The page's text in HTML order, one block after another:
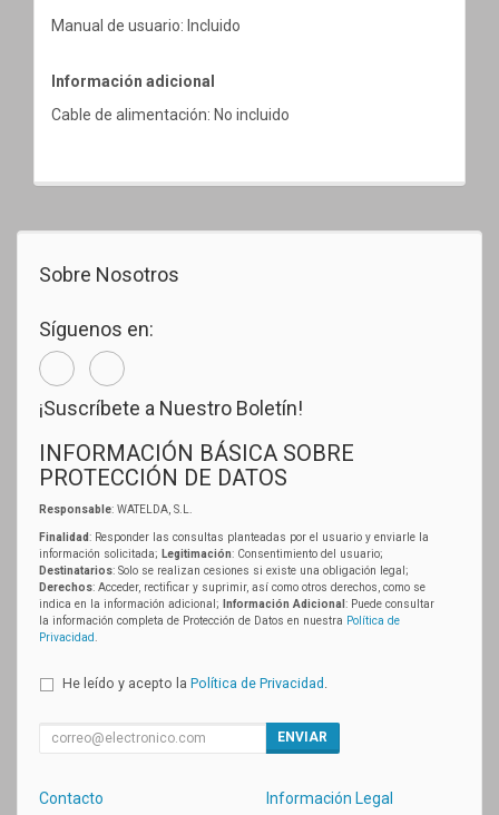
Manual de usuario: Incluido
Información adicional
Cable de alimentación: No incluido
Sobre Nosotros
Síguenos en:
¡Suscríbete a Nuestro Boletín!
INFORMACIÓN BÁSICA SOBRE
PROTECCIÓN DE DATOS
Responsable: WATELDA, S.L.
Finalidad: Responder las consultas planteadas por el usuario y enviarle la
información solicitada; Legitimación: Consentimiento del usuario;
Destinatarios: Solo se realizan cesiones si existe una obligación legal;
Derechos: Acceder, rectificar y suprimir, así como otros derechos, como se
indica en la información adicional;
Información Adicional : Puede consultar
la información completa de Protección de Datos en nuestra Política de
Privacidad
He leído y acepto la Política de Privacidad
ENVIAR
Contacto
Información Legal